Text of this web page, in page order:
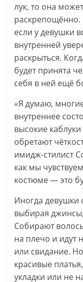
лук, то она
раскрепощённо.
если у девушки
внутренней
раскрыться.
будет принята
себя в ней ещё
«Я думаю,
внутреннее
высокие
обретают
имидж-стилист
как мы
костюме — это
Иногда девушки
выбирая
Собирают
на плечо и идут
или свидание.
красивые
укладки или не